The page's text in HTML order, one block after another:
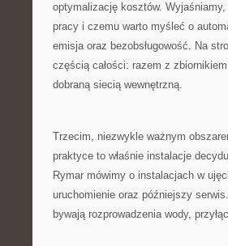
optymalizację kosztów.
pracy i czemu warto myśleć o
emisja oraz bezobsługowość. Na
częścią całości: razem z
dobraną siecią wewnętrzną.
Trzecim, niezwykle ważnym
praktyce to właśnie instalacje
Rymar mówimy o instalacjach w
uruchomienie oraz późniejszy
bywają rozprowadzenia wody,